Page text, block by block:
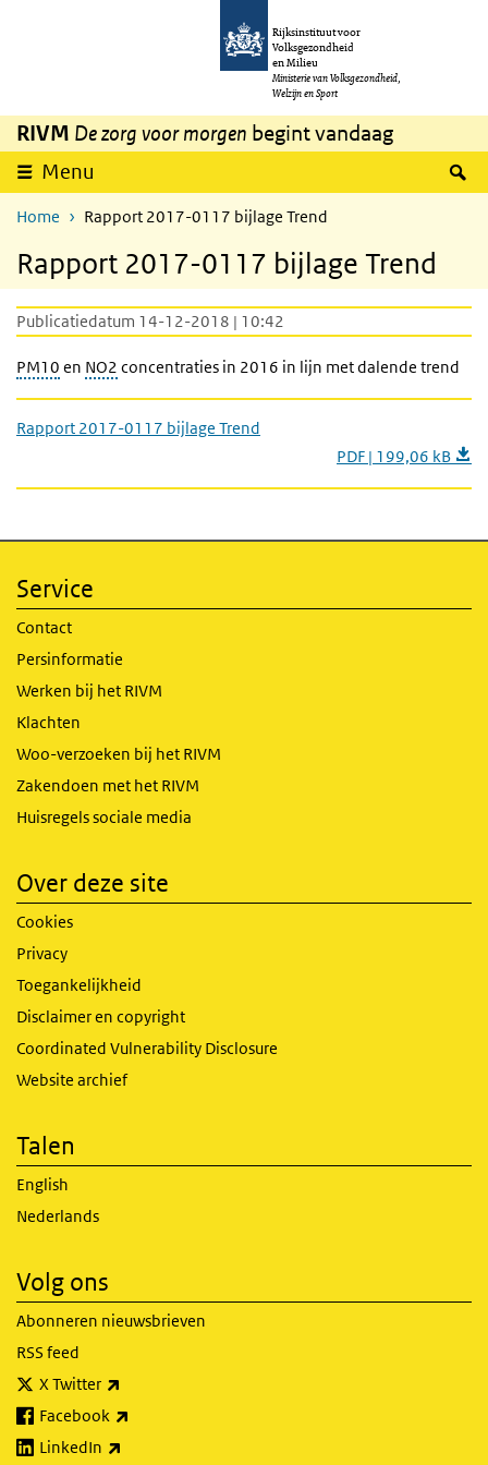
Overslaan en naar de inhoud gaan
Rijksinstituut voor
Volksgezondheid
en Milieu
Ministerie van Volksgezondheid,
Welzijn en Sport
RIVM De zorg voor morgen begint vandaag
Menu
Home Rapport 2017-0117 bijlage Trend
Rapport 2017-0117 bijlage Trend
Publicatiedatum 14-12-2018 | 10:42
PM10 en NO2 concentraties in 2016 in lijn met dalende trend
Rapport 2017-0117 bijlage Trend
PDF | 199,06 kB
Service
Contact
Persinformatie
Werken bij het RIVM
Klachten
Woo-verzoeken bij het RIVM
Zakendoen met het RIVM
Huisregels sociale media
Over deze site
Cookies
Privacy
Toegankelijkheid
Disclaimer en copyright
Coordinated Vulnerability Disclosure
Website archief
Talen
English
Nederlands
Volg ons
Abonneren nieuwsbrieven
RSS feed
X Twitter
Facebook
LinkedIn